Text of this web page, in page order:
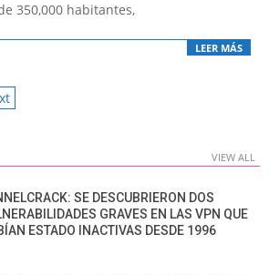
350,000 habitantes,
LEER MÁS
VIEW ALL
SE DESCUBRIERON DOS
GRAVES EN LAS VPN QUE
ESTADO INACTIVAS DESDE 1996